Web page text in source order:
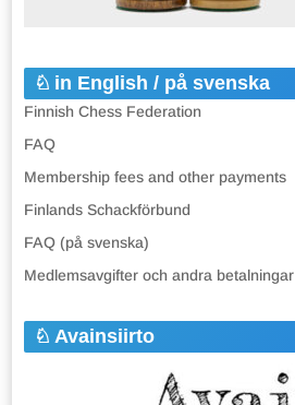
in English / på svenska
Finnish Chess Federation
FAQ
Membership fees and other payments
Finlands Schackförbund
FAQ (på svenska)
Medlemsavgifter och andra betalningar
Avainsiirto